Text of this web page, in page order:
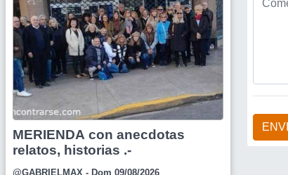
MERIENDA con anecdotas
relatos, historias .-
@GABRIELMAX - Dom 09/08/2026